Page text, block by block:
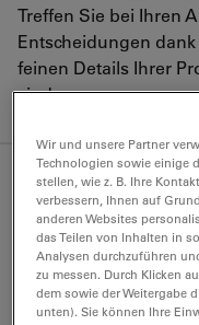
Treffen Sie bei Ihren
Entscheidungen
feinen Details Ihrer
sind
Erhalten Sie
Ergebnisse
Erkennen Sie dank
feine Details Ihrer
hochauflösende
Wir und unsere Partner
Technologien sowie einige
stellen, wie z. B. Ihre
verbessern, Ihnen auf
anderen Websites
das Teilen von Inhalten in
Analysen durchzuführen
zu messen. Durch Klicken
dem sowie der Weitergabe
unten). Sie können Ihre